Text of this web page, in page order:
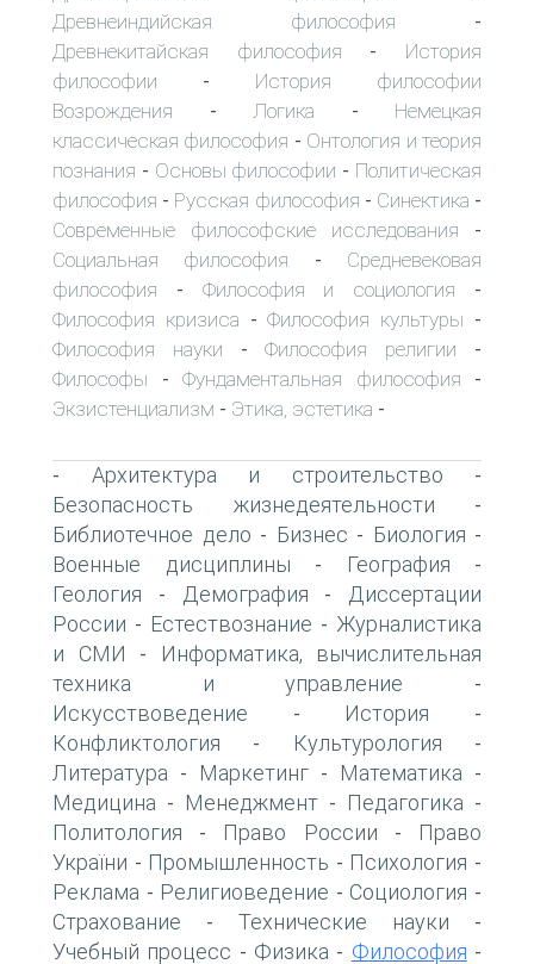
Древнеиндийская философия -
Древнекитайская философия - История
философии - История философии
Возрождения - Логика - Немецкая
классическая философия - Онтология и теория
познания - Основы философии - Политическая
философия - Русская философия - Синектика -
Современные философские исследования -
Социальная философия - Средневековая
философия - Философия и социология -
Философия кризиса -Философия культуры -
Философия науки -Философия религии -
Философы - Фундаментальная философия -
Экзистенциализм - Этика, эстетика -
- Архитектура и строительство -
Безопасность жизнедеятельности -
Библиотечное дело - Бизнес - Биология -
Военные дисциплины - География -
Геология - Демография -
Диссертации
России - Естествознание - Журналистика
и СМИ -
Информатика, вычислительная
техника и управление -
Искусствоведение - История -
Конфликтология - Культурология -
Литература - Маркетинг - Математика -
Медицина - Менеджмент - Педагогика -
Политология - Право России -
Право
України - Промышленность - Психология -
Реклама - Религиоведение - Социология -
Страхование - Технические науки -
Учебный процесс - Физика - Философия -